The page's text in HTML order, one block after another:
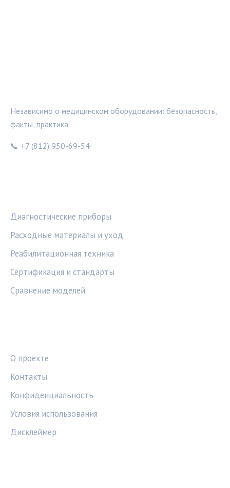
Независимо о медицинском оборудовании: безопасность,
факты, практика
📞 +7 (812) 950-69-54
Диагностические приборы
Расходные материалы и уход
Реабилитационная техника
Сертификация и стандарты
Сравнение моделей
О проекте
Контакты
Конфиденциальность
Условия использования
Дисклеймер